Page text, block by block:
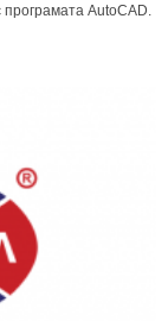
AutoCAD.